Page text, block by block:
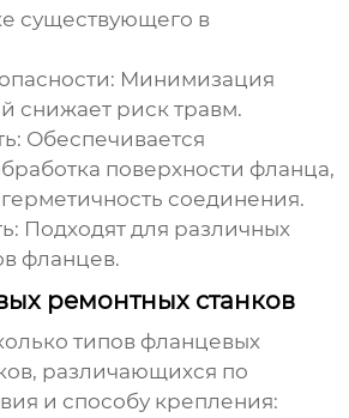
существующего в
Минимизация
снижает риск травм.
Обеспечивается
поверхности фланца,
соединения.
Подходят для различных
фланцев.
ремонтных станков
типов фланцевых
различающихся по
и способу крепления: